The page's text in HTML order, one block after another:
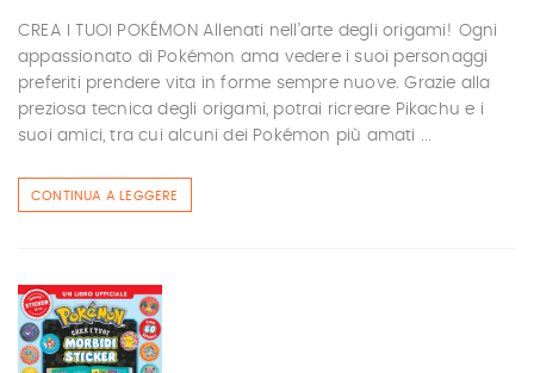
CREA I TUOI POKÉMON Allenati nell’arte degli origami! Ogni
appassionato di Pokémon ama vedere i suoi personaggi
preferiti prendere vita in forme sempre nuove. Grazie alla
preziosa tecnica degli origami, potrai ricreare Pikachu e i
suoi amici, tra cui alcuni dei Pokémon più amati ...
CONTINUA A LEGGERE